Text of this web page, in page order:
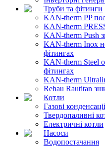
Труби та фітинги
KAN-therm PP
KAN-therm
KAN-therm Push
KAN-therm Inox
фітингах
KAN-therm Steel
фітингах
KAN-therm
Rehau Rautitan
Котли
Газові
Твердопаливні
Електричні котли
Насоси
Водопостачання